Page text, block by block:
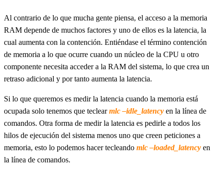
Al contrario de lo que mucha gente piensa, el acceso a la memoria
RAM depende de muchos factores y uno de ellos es la latencia, la
cual aumenta con la contención. Entiéndase el término contención
de memoria a lo que ocurre cuando un núcleo de la CPU u otro
componente necesita acceder a la RAM del sistema, lo que crea un
retraso adicional y por tanto aumenta la latencia.
Si lo que queremos es medir la latencia cuando la memoria está
ocupada solo tenemos que teclearmlc –idle_latency en la línea de
comandos. Otra forma de medir la latencia es pedirle a todos los
hilos de ejecución del sistema menos uno que creen peticiones a
memoria, esto lo podemos hacer tecleando mlc –loaded_latency en
la línea de comandos.